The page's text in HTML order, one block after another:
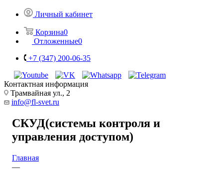
Личный кабинет
Корзина0
Отложенные0
+7 (347) 200-06-35
Контактная информация
Трамвайная ул., 2
info@fl-svet.ru
СКУД(системы контроля и
управления доступом)
Главная
—